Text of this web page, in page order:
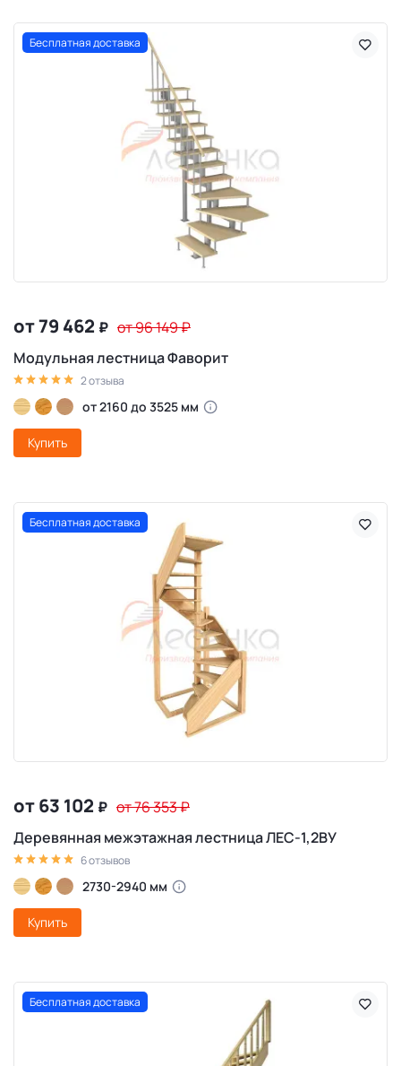
Бесплатная доставка
от 79 462 ₽ от 96 149₽
Модульная лестница Фаворит
2 отзыва
от 2160 до 3525 мм
Купить
Бесплатная доставка
от 63 102 ₽ от 76 353₽
Деревянная межэтажная лестница ЛЕС-1,2ВУ
6 отзывов
2730-2940 мм
Купить
Бесплатная доставка